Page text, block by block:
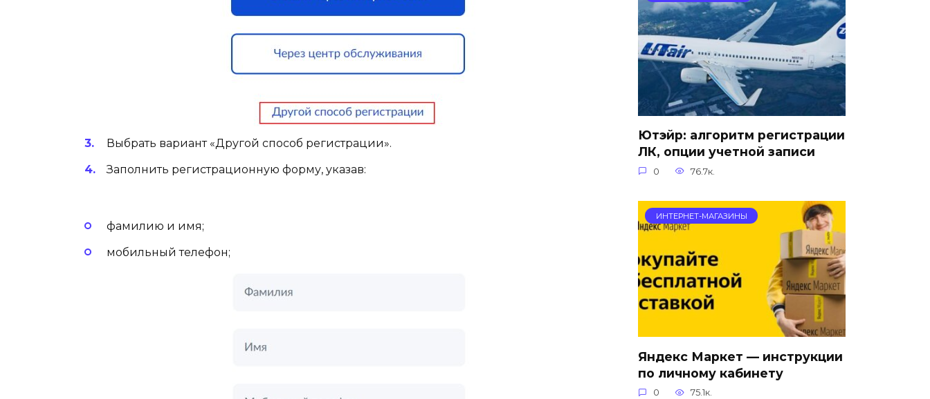
Выбрать вариант «Другой способ регистрации».
Заполнить регистрационную форму, указав:
фамилию и имя;
мобильный телефон;
Ютэйр: алгоритм регистрации
ЛК, опции учетной записи
0 76.7к.
ИНТЕРНЕТ-МАГАЗИНЫ
Яндекс Маркет — инструкции
по личному кабинету
0 75.1к.